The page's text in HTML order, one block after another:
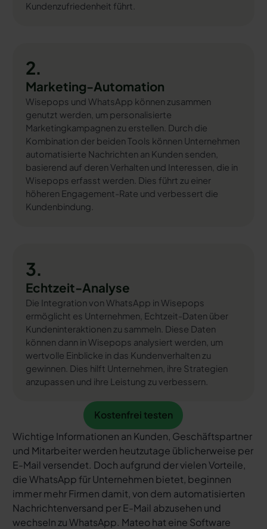
Kundenzufriedenheit führt.
2.
Marketing-Automation
Wisepops und WhatsApp können zusammen
genutzt werden, um personalisierte
Marketingkampagnen zu erstellen. Durch die
Kombination der beiden Tools können Unternehmen
automatisierte Nachrichten an Kunden senden,
basierend auf deren Verhalten und Interessen, die in
Wisepops erfasst werden. Dies führt zu einer
höheren Engagement-Rate und verbessert die
Kundenbindung.
3.
Echtzeit-Analyse
Die Integration von WhatsApp in Wisepops
ermöglicht es Unternehmen, Echtzeit-Daten über
Kundeninteraktionen zu sammeln. Diese Daten
können dann in Wisepops analysiert werden, um
wertvolle Einblicke in das Kundenverhalten zu
gewinnen. Dies hilft Unternehmen, ihre Strategien
anzupassen und ihre Leistung zu verbessern.
Kostenfrei testen
Kostenfrei testen
Wichtige Informationen an Kunden, Geschäftspartner
und Mitarbeiter werden heutzutage üblicherweise per
E-Mail versendet. Doch aufgrund der vielen Vorteile,
die WhatsApp für Unternehmen bietet, beginnen
immer mehr Firmen damit, von dem automatisierten
Nachrichtenversand per E-Mail abzusehen und
wechseln zu WhatsApp. Mateo hat eine Software